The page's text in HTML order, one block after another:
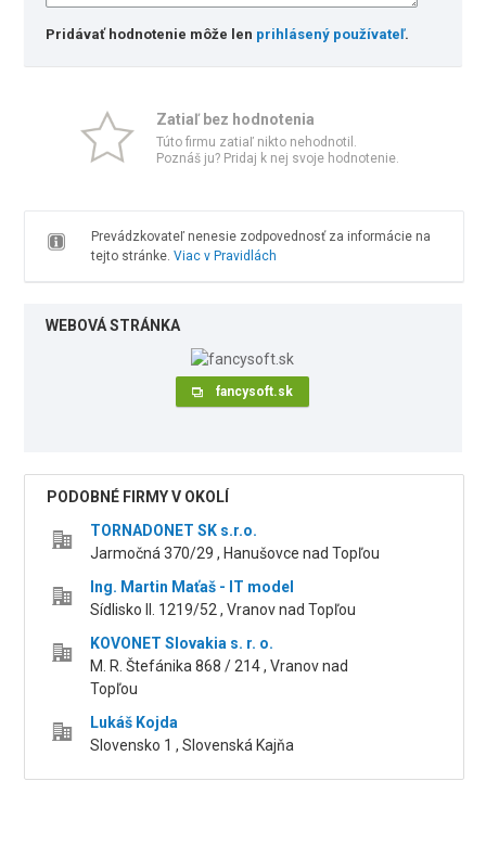
Pridávať hodnotenie môže len prihlásený používateľ.
Zatiaľ bez hodnotenia
Túto firmu zatiaľ nikto nehodnotil.
Poznáš ju? Pridaj k nej svoje hodnotenie.
Prevádzkovateľ nenesie zodpovednosť za informácie na
tejto stránke. Viac v Pravidlách
WEBOVÁ STRÁNKA
fancysoft.sk
PODOBNÉ FIRMY V OKOLÍ
TORNADONET SK s.r.o.
Jarmočná 370/29 , Hanušovce nad Topľou
Ing. Martin Maťaš - IT model
Sídlisko II. 1219/52 , Vranov nad Topľou
KOVONET Slovakia s. r. o.
M. R. Štefánika 868 / 214 , Vranov nad
Topľou
Lukáš Kojda
Slovensko 1 , Slovenská Kajňa